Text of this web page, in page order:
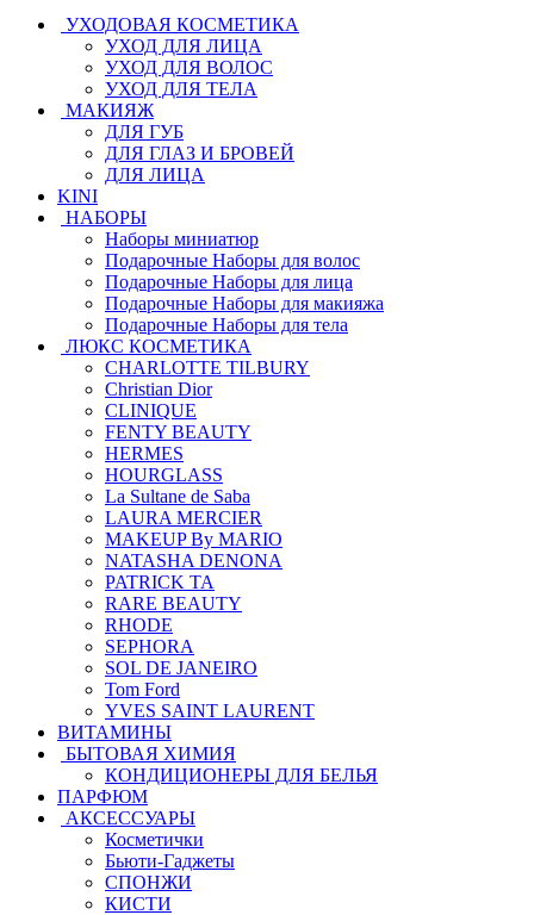
УХОДОВАЯ КОСМЕТИКА
УХОД ДЛЯ ЛИЦА
УХОД ДЛЯ ВОЛОС
УХОД ДЛЯ ТЕЛА
МАКИЯЖ
ДЛЯ ГУБ
ДЛЯ ГЛАЗ И БРОВЕЙ
ДЛЯ ЛИЦА
KINI
НАБОРЫ
Наборы миниатюр
Подарочные Наборы для волос
Подарочные Наборы для лица
Подарочные Наборы для макияжа
Подарочные Наборы для тела
ЛЮКС КОСМЕТИКА
CHARLOTTE TILBURY
Christian Dior
CLINIQUE
FENTY BEAUTY
HERMES
HOURGLASS
La Sultane de Saba
LAURA MERCIER
MAKEUP By MARIO
NATASHA DENONA
PATRICK TA
RARE BEAUTY
RHODE
SEPHORA
SOL DE JANEIRO
Tom Ford
YVES SAINT LAURENT
ВИТАМИНЫ
БЫТОВАЯ ХИМИЯ
КОНДИЦИОНЕРЫ ДЛЯ БЕЛЬЯ
ПАРФЮМ
АКСЕССУАРЫ
Косметички
Бьюти-Гаджеты
СПОНЖИ
КИСТИ